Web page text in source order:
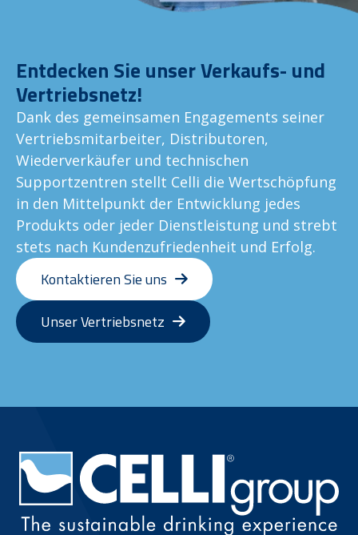
Entdecken Sie unser Verkaufs- und
Vertriebsnetz!
Dank des gemeinsamen Engagements seiner
Vertriebsmitarbeiter, Distributoren,
Wiederverkäufer und technischen
Supportzentren stellt Celli die Wertschöpfung
in den Mittelpunkt der Entwicklung jedes
Produkts oder jeder Dienstleistung und strebt
stets nach Kundenzufriedenheit und Erfolg.
Kontaktieren Sie uns
Unser Vertriebsnetz